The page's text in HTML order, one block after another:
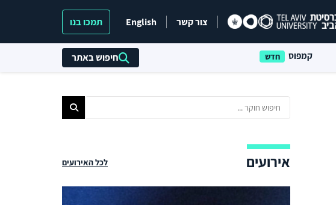
צור קשר English תמכו בנו
קמפוס חיפוש באתר
אירועים לכל האירועים